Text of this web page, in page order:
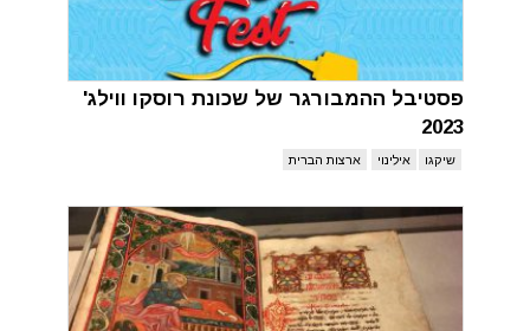
פסטיבל ההמבורגר של שכונת רוסקו ווילג'
2023
שיקגו אילינוי ארצות הברית